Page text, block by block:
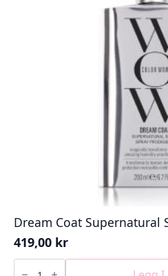
Dream Coat Supernatural
419,00 kr
Dream
Coat